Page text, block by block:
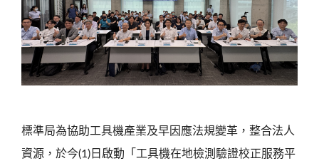
標準局為協助工具機產業及早因應法規變革，整合法人
資源，於今(1)日啟動「工具機在地檢測驗證校正服務平